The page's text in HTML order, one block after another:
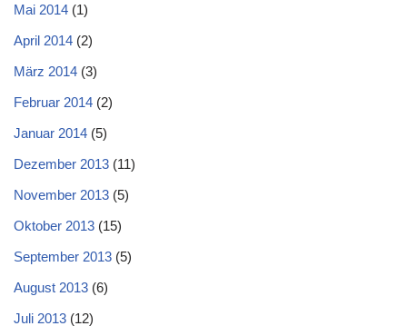
Mai 2014 (1)
April 2014 (2)
März 2014 (3)
Februar 2014 (2)
Januar 2014 (5)
Dezember 2013 (11)
November 2013 (5)
Oktober 2013 (15)
September 2013 (5)
August 2013 (6)
Juli 2013 (12)